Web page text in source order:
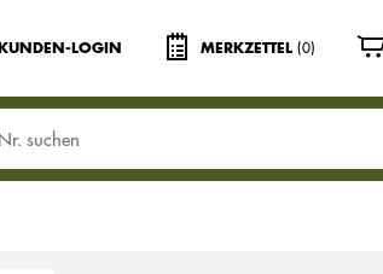
KUNDEN-LOGIN MERKZETTEL (0)